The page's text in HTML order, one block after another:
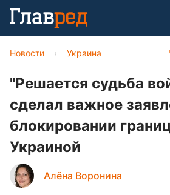
Новости › Украина
"Решается судьба
сделал важное
блокировании
Украиной
Алёна Воронина